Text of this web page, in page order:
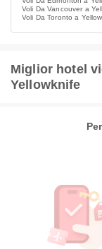
Voli Da Vancouver a
Voli Da Toronto a
Miglior hotel
Yellowknife